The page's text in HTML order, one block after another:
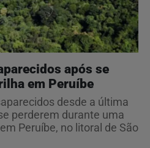
após se
em Peruíbe
desde a última
perderem durante uma
Peruíbe, no litoral de São